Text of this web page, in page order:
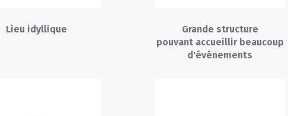
Lieu idyllique
Grande structure
pouvant accueillir beaucoup
d'événements